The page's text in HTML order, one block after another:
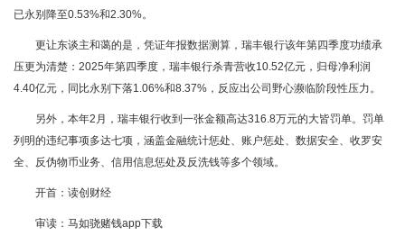
已永别降至0.53%和2.30%。
更让东谈主和蔼的是，凭证年报数据测算，瑞丰银行该年第四季度功绩承
压更为清楚：2025年第四季度，瑞丰银行杀青营收10.52亿元，归母净利润
4.40亿元，同比永别下落1.06%和8.37%，反应出公司野心濒临阶段性压力。
另外，本年2月，瑞丰银行收到一张金额高达316.8万元的大皆罚单。罚单
列明的违纪事项多达七项，涵盖金融统计惩处、账户惩处、数据安全、收罗安
全、反伪物币业务、信用信息惩处及反洗钱等多个领域。
开首：读创财经
审读：马如骁赌钱app下载